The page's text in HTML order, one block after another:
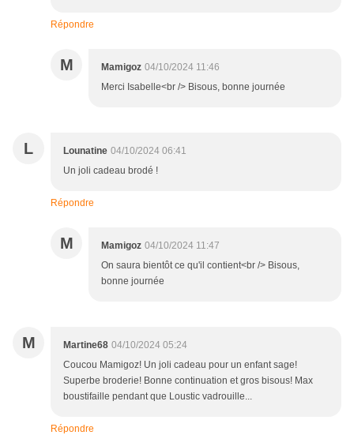
Répondre
M Mamigoz 04/10/2024 11:46
Merci Isabelle<br /> Bisous, bonne journée
L Lounatine 04/10/2024 06:41
Un joli cadeau brodé !
Répondre
M Mamigoz 04/10/2024 11:47
On saura bientôt ce qu'il contient<br /> Bisous,
bonne journée
M Martine68 04/10/2024 05:24
Coucou Mamigoz! Un joli cadeau pour un enfant sage!
Superbe broderie! Bonne continuation et gros bisous! Max
boustifaille pendant que Loustic vadrouille...
Répondre